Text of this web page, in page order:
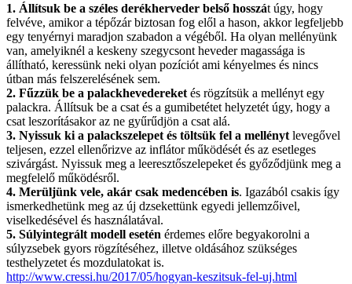
1. Állítsuk be a széles derékherveder belső hosszát úgy, hogy
felvéve, amikor a tépőzár biztosan fog elől a hason, akkor legfeljebb
egy tenyérnyi maradjon szabadon a végéből. Ha olyan mellényünk
van, amelyiknél a keskeny szegycsont heveder magassága is
állítható, keressünk neki olyan pozíciót ami kényelmes és nincs
útban más felszerelésének sem.
2. Fűzzük be a palackhevedereket és rögzítsük a mellényt egy
palackra. Állítsuk be a csat és a gumibetétet helyzetét úgy, hogy a
csat leszorításakor az ne gyűrűdjön a csat alá.
3. Nyissuk ki a palackszelepet és töltsük fel a mellényt levegővel
teljesen, ezzel ellenőrizve az inflátor működését és az esetleges
szivárgást. Nyissuk meg a leeresztőszelepeket és győződjünk meg a
megfelelő működésről.
4. Merüljünk vele, akár csak medencében is. Igazából csakis így
ismerkedhetünk meg az új dzsekettünk egyedi jellemzőivel,
viselkedésével és használatával.
5. Súlyintegrált modell esetén érdemes előre begyakorolni a
súlyzsebek gyors rögzítéséhez, illetve oldásához szükséges
testhelyzetet és mozdulatokat is.
http://www.cressi.hu/2017/05/hogyan-keszitsuk-fel-uj.html